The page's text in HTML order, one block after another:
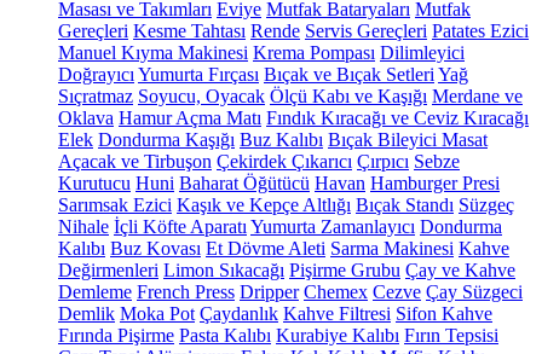
Masası ve Takımları Eviye Mutfak Bataryaları Mutfak
Gereçleri Kesme Tahtası Rende Servis Gereçleri Patates Ezici
Manuel Kıyma Makinesi Krema Pompası Dilimleyici
Doğrayıcı Yumurta Fırçası Bıçak ve Bıçak Setleri Yağ
Sıçratmaz Soyucu, Oyacak Ölçü Kabı ve Kaşığı Merdane ve
Oklava Hamur Açma Matı Fındık Kıracağı ve Ceviz Kıracağı
Elek Dondurma Kaşığı Buz Kalıbı Bıçak Bileyici Masat
Açacak ve Tirbuşon Çekirdek Çıkarıcı Çırpıcı Sebze
Kurutucu Huni Baharat Öğütücü Havan Hamburger Presi
Sarımsak Ezici Kaşık ve Kepçe Altlığı Bıçak Standı Süzgeç
Nihale İçli Köfte Aparatı Yumurta Zamanlayıcı Dondurma
Kalıbı Buz Kovası Et Dövme Aleti Sarma Makinesi Kahve
Değirmenleri Limon Sıkacağı Pişirme Grubu Çay ve Kahve
Demleme French Press Dripper Chemex Cezve Çay Süzgeci
Demlik Moka Pot Çaydanlık Kahve Filtresi Sifon Kahve
Fırında Pişirme Pasta Kalıbı Kurabiye Kalıbı Fırın Tepsisi